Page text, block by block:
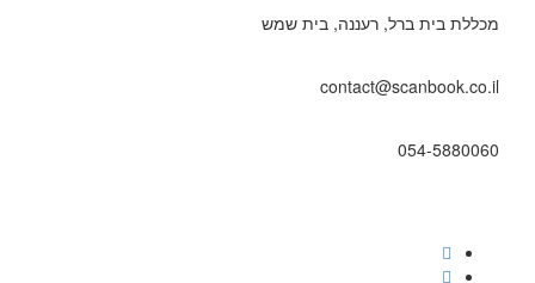
מכללת בית ברל, רעננה, בית שמש
contact@scanbook.co.il
054-5880060
Facebook
link
Twitter